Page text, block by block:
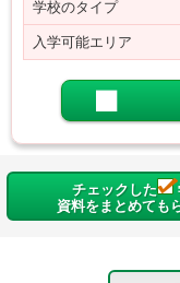
学校のタイプ
入学可能エリア
チェックした
資料をまとめても